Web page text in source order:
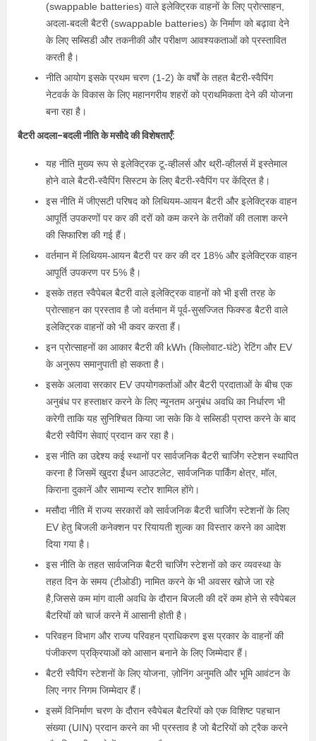
(swappable batteries) वाले इलेक्ट्रिक वाहनों के लिए प्रोत्साहन,
अदला-बदली बैटरी (swappable batteries) के निर्माण को बढ़ावा देने
के लिए सब्सिडी और तकनीकी और परीक्षण आवश्यकताओं को प्रस्तावित
करती है।
नीति आयोग इसके प्रथम चरण (1-2) के वर्षों के तहत बैटरी-स्वैपिंग
नेटवर्क के विकास के लिए महानगरीय शहरों को प्राथमिकता देने की योजना
बना रहा है।
बैटरी अदला-बदली नीति के मसौदे की विशेषताएँ:
यह नीति मुख्य रूप से इलेक्ट्रिक टू-व्हीलर्स और थ्री-व्हीलर्स में इस्तेमाल
होने वाले बैटरी-स्वैपिंग सिस्टम के लिए बैटरी-स्वैपिंग पर केंद्रित है।
इस नीति में जीएसटी परिषद को लिथियम-आयन बैटरी और इलेक्ट्रिक वाहन
आपूर्ति उपकरणों पर कर की दरों को कम करने के तरीकों की तलाश करने
की सिफारिश की गई हैं।
वर्तमान में लिथियम-आयन बैटरी पर कर की दर 18% और इलेक्ट्रिक वाहन
आपूर्ति उपकरण पर 5% है।
इसके तहत स्वैपेबल बैटरी वाले इलेक्ट्रिक वाहनों को भी इसी तरह के
प्रोत्साहन का प्रस्ताव है जो वर्तमान में पूर्व-सुसज्जित फिक्स्ड बैटरी वाले
इलेक्ट्रिक वाहनों को भी कवर करता हैं।
इन प्रोत्साहनों का आकार बैटरी की kWh (किलोवाट-घंटे) रेटिंग और EV
के अनुरूप समानुपाती हो सकता है।
इसके अलावा सरकार EV उपयोगकर्ताओं और बैटरी प्रदाताओं के बीच एक
अनुबंध पर हस्ताक्षर करने के लिए न्यूनतम अनुबंध अवधि का निर्धारण भी
करेगी ताकि यह सुनिश्चित किया जा सके कि वे सब्सिडी प्राप्त करने के बाद
बैटरी स्वैपिंग सेवाएं प्रदान कर रहा है।
इस नीति का उद्देश्य कई स्थानों पर सार्वजनिक बैटरी चार्जिंग स्टेशन स्थापित
करना है जिसमें खुदरा ईंधन आउटलेट, सार्वजनिक पार्किंग क्षेत्र, मॉल,
किराना दुकानें और सामान्य स्टोर शामिल होंगे।
मसौदा नीति में राज्य सरकारों को सार्वजनिक बैटरी चार्जिंग स्टेशनों के लिए
EV हेतु बिजली कनेक्शन पर रियायती शुल्क का विस्तार करने का आदेश
दिया गया है।
इस नीति के तहत सार्वजनिक बैटरी चार्जिंग स्टेशनों को कर व्यवस्था के
तहत दिन के समय (टीओडी) नामित करने के भी अवसर खोजे जा रहे
है,जिससे कम मांग वाली अवधि के दौरान बिजली की दरें कम होने से स्वैपेबल
बैटरियों को चार्ज करने में आसानी होती है।
परिवहन विभाग और राज्य परिवहन प्राधिकरण इस प्रकार के वाहनों की
पंजीकरण प्रक्रियाओं को आसान बनाने के लिए जिम्मेदार हैं।
बैटरी स्वैपिंग स्टेशनों के लिए योजना, ज़ोनिंग अनुमति और भूमि आवंटन के
लिए नगर निगम जिम्मेदार हैं।
इसमें विनिर्माण चरण के दौरान स्वैपेबल बैटरियों को एक विशिष्ट पहचान
संख्या (UIN) प्रदान करने का भी प्रस्ताव है जो बैटरियों को ट्रैक करने